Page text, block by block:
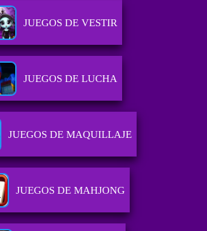
JUEGOS DE VESTIR
JUEGOS DE LUCHA
JUEGOS DE MAQUILLAJE
JUEGOS DE MAHJONG